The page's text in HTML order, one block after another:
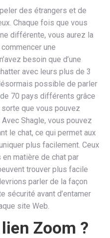
des étrangers et de
Chaque fois que vous
différente, vous aurez la
une
besoin que d’une
avec leurs plus de 3
possible de parler
70 pays différents grâce
que vous pouvez
Shagle, vous pouvez
le chat, ce qui permet aux
plus facilement. Ceux
matière de chat par
trouver plus facile
parler de la façon
sécurité avant d’entamer
site Web.
Zoom ?